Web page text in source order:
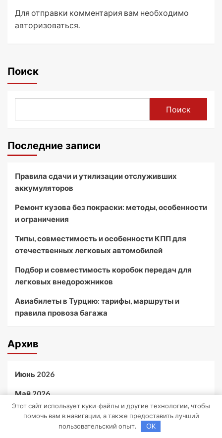
Для отправки комментария вам необходимо
авторизоваться.
Поиск
Поиск
Последние записи
Правила сдачи и утилизации отслуживших
аккумуляторов
Ремонт кузова без покраски: методы, особенности
и ограничения
Типы, совместимость и особенности КПП для
отечественных легковых автомобилей
Подбор и совместимость коробок передач для
легковых внедорожников
Авиабилеты в Турцию: тарифы, маршруты и
правила провоза багажа
Архив
Июнь 2026
Май 2026
Апрель 2026
Этот сайт использует куки-файлы и другие технологии, чтобы
помочь вам в навигации, а также предоставить лучший
пользовательский опыт.
OK